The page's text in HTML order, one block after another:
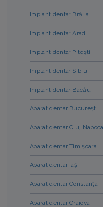
Implant dentar Brăila
Implant dentar Arad
Implant dentar Pitești
Implant dentar Sibiu
Implant dentar Bacău
Aparat dentar București
Aparat dentar Cluj Napoca
Aparat dentar Timișoara
Aparat dentar Iași
Aparat dentar Constanța
Aparat dentar Craiova